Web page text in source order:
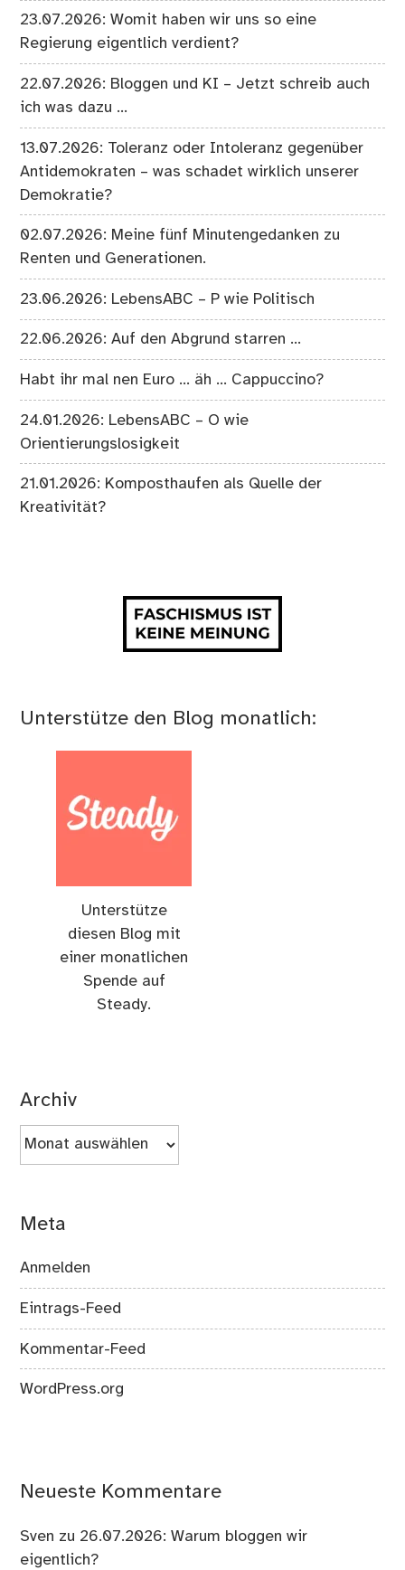
23.07.2026: Womit haben wir uns so eine
Regierung eigentlich verdient?
22.07.2026: Bloggen und KI – Jetzt schreib auch
ich was dazu …
13.07.2026: Toleranz oder Intoleranz gegenüber
Antidemokraten – was schadet wirklich unserer
Demokratie?
02.07.2026: Meine fünf Minutengedanken zu
Renten und Generationen.
23.06.2026: LebensABC – P wie Politisch
22.06.2026: Auf den Abgrund starren …
Habt ihr mal nen Euro … äh … Cappuccino?
24.01.2026: LebensABC – O wie
Orientierungslosigkeit
21.01.2026: Komposthaufen als Quelle der
Kreativität?
Unterstütze den Blog monatlich:
Unterstütze
diesen Blog mit
einer monatlichen
Spende auf
Steady.
Archiv
Archiv
Meta
Anmelden
Eintrags-Feed
Kommentar-Feed
WordPress.org
Neueste Kommentare
Sven zu 26.07.2026: Warum bloggen wir
eigentlich?